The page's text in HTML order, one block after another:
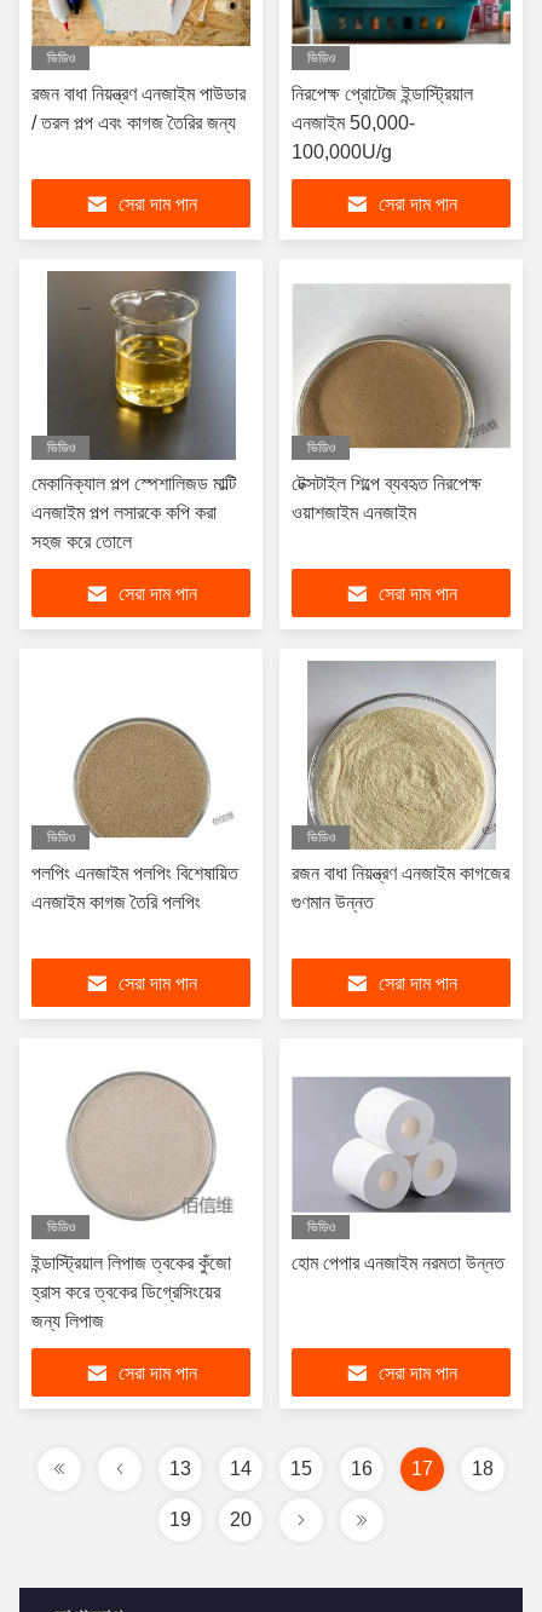
ভিডিও
রজন বাধা নিয়ন্ত্রণ এনজাইম পাউডার
/ তরল পল্প এবং কাগজ তৈরির জন্য
সেরা দাম পান
ভিডিও
নিরপেক্ষ প্রোটেজ ইন্ডাস্ট্রিয়াল
এনজাইম 50,000-
100,000U/g
সেরা দাম পান
ভিডিও
মেকানিক্যাল পল্প স্পেশালিজড মাল্টি
এনজাইম পল্প লসারকে কপি করা
সহজ করে তোলে
সেরা দাম পান
ভিডিও
টেক্সটাইল শিল্পে ব্যবহৃত নিরপেক্ষ
ওয়াশজাইম এনজাইম
সেরা দাম পান
ভিডিও
পলপিং এনজাইম পলপিং বিশেষায়িত
এনজাইম কাগজ তৈরি পলপিং
সেরা দাম পান
ভিডিও
রজন বাধা নিয়ন্ত্রণ এনজাইম কাগজের
গুণমান উন্নত
সেরা দাম পান
ভিডিও
ইন্ডাস্ট্রিয়াল লিপাজ ত্বকের কুঁজো
হ্রাস করে ত্বকের ডিগ্রেসিংয়ের
জন্য লিপাজ
সেরা দাম পান
ভিডিও
হোম পেপার এনজাইম নরমতা উন্নত
সেরা দাম পান
13 14 15 16 17 18
19 20